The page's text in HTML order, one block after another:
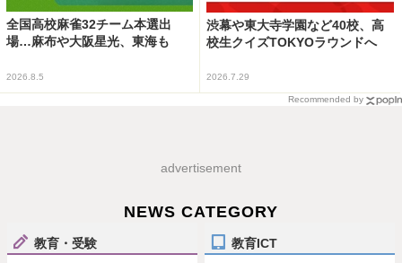
全国高校麻雀32チーム本選出
場…麻布や大阪星光、東海も
2026.8.5
渋幕や東大寺学園など40校、高
校生クイズTOKYOラウンドへ
2026.7.29
Recommended by
advertisement
NEWS CATEGORY
教育・受験 教育ICT